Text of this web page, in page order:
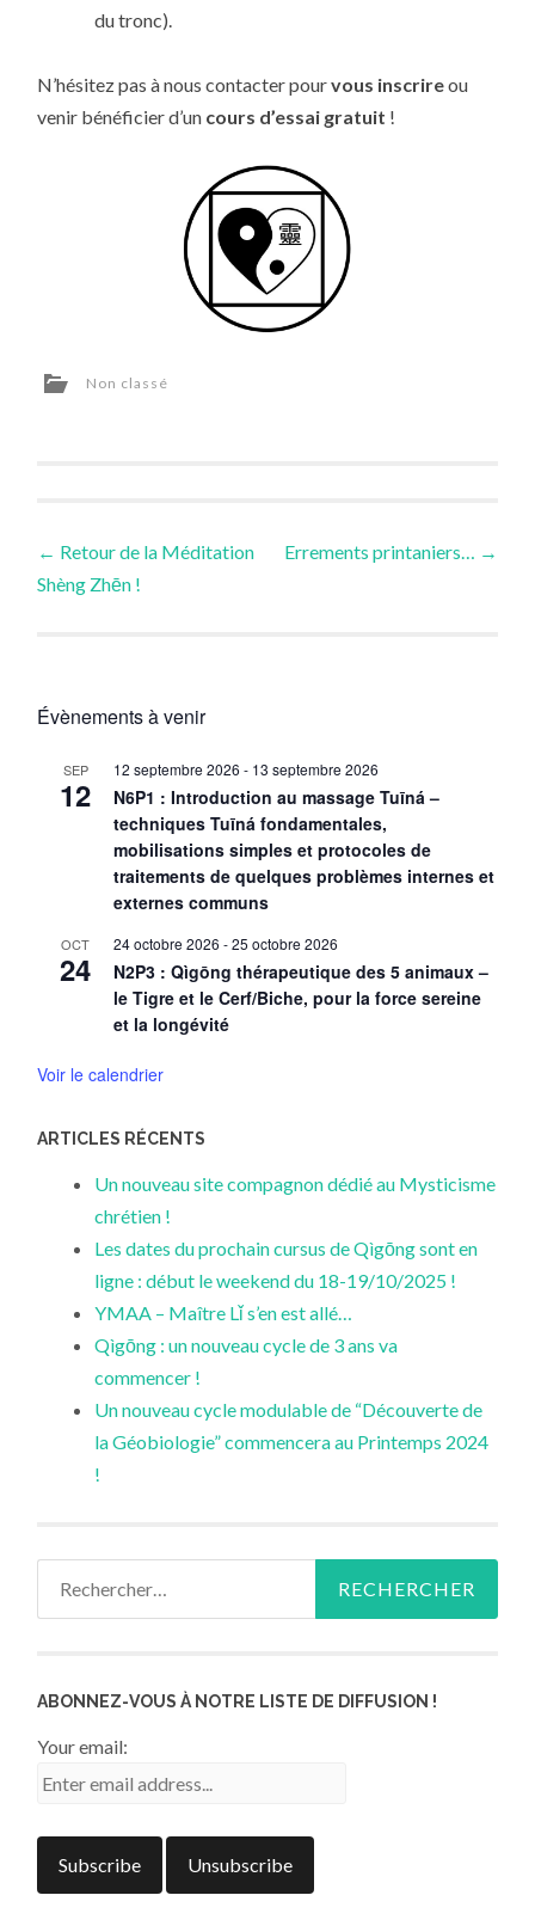
du tronc).
N’hésitez pas à nous contacter pourvous inscrireou
venir bénéficier d’un cours d’essai gratuit !
Non classé
Navigation
des
← Retour de la Méditation
Shèng Zhēn !
Errements printaniers… →
Évènements à venir
SEP
12
12 septembre 2026 - 13 septembre 2026
N6P1 : Introduction au massage Tuīná –
techniques Tuīná fondamentales,
mobilisations simples et protocoles de
traitements de quelques problèmes internes et
externes communs
OCT
24
24 octobre 2026 -25 octobre 2026
N2P3 : Qìgōng thérapeutique des 5 animaux –
le Tigre et le Cerf/Biche, pour la force sereine
et la longévité
Voir le calendrier
ARTICLES RÉCENTS
Un nouveau site compagnon dédié au Mysticisme
chrétien !
Les dates du prochain cursus de Qìgōng sont en
ligne : début le weekend du 18-19/10/2025 !
YMAA – Maître Lǐ s’en est allé…
Qìgōng : un nouveau cycle de 3 ans va
commencer !
Un nouveau cycle modulable de “Découverte de
la Géobiologie” commencera au Printemps 2024
!
ABONNEZ-VOUS À NOTRE LISTE DE DIFFUSION !
Your email: